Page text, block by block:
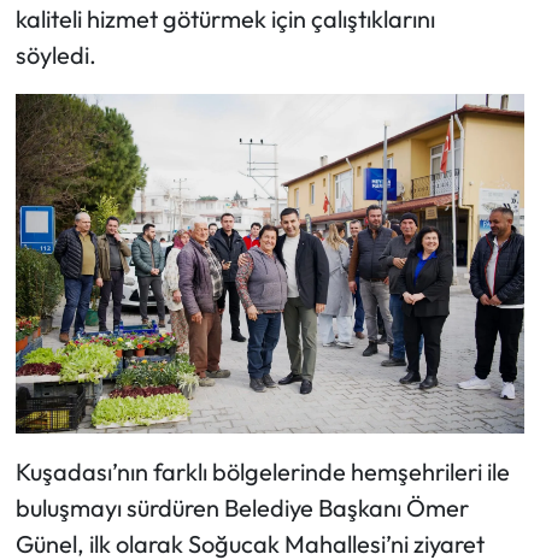
kaliteli hizmet götürmek için çalıştıklarını
söyledi.
Kuşadası’nın farklı bölgelerinde hemşehrileri ile
buluşmayı sürdüren Belediye Başkanı Ömer
Günel, ilk olarak Soğucak Mahallesi’ni ziyaret